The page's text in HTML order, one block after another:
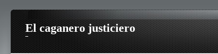
El caganero justiciero